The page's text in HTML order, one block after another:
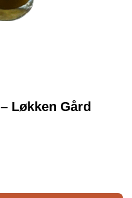
Løkken Gård